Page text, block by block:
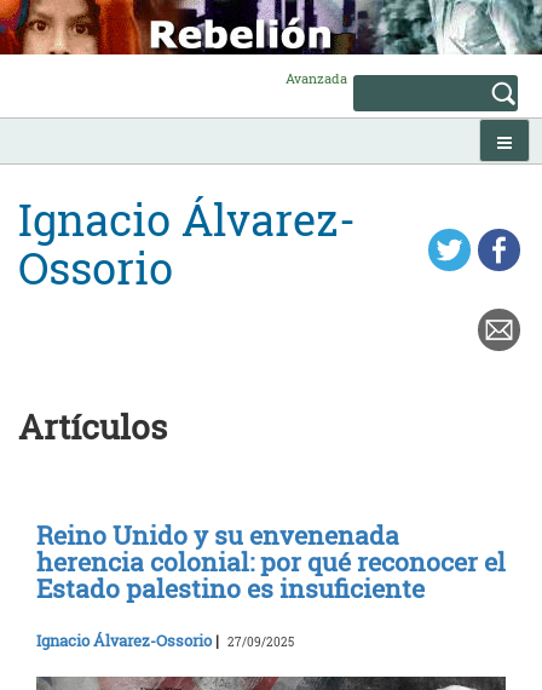
Skip
to
content
Avanzada
Ignacio Álvarez-
Ossorio
Artículos
Reino Unido y su envenenada
herencia colonial: por qué reconocer el
Estado palestino es insuficiente
Ignacio Álvarez-Ossorio| 27/09/2025